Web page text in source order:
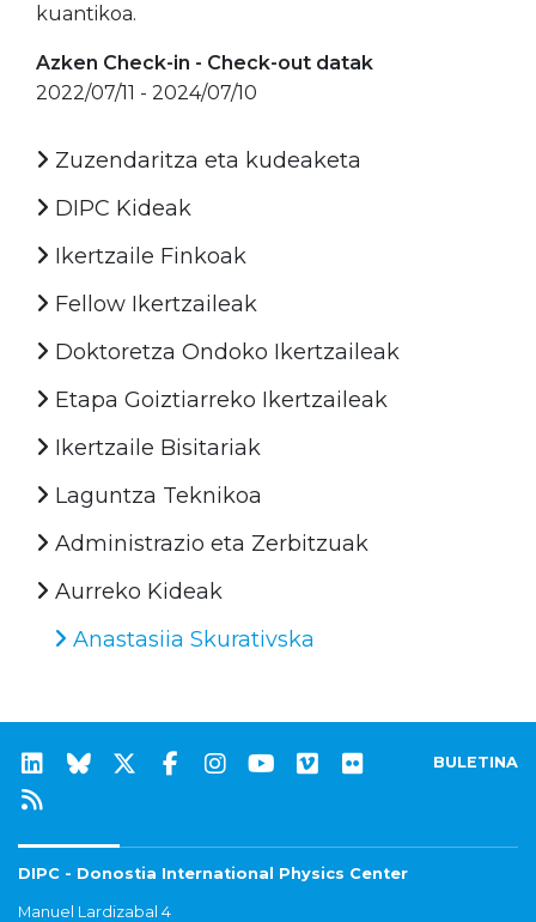
kuantikoa.
Azken Check-in - Check-out datak
2022/07/11 - 2024/07/10
Zuzendaritza eta kudeaketa
DIPC Kideak
Ikertzaile Finkoak
Fellow Ikertzaileak
Doktoretza Ondoko Ikertzaileak
Etapa Goiztiarreko Ikertzaileak
Ikertzaile Bisitariak
Laguntza Teknikoa
Administrazio eta Zerbitzuak
Aurreko Kideak
Anastasiia Skurativska
BULETINA
DIPC - Donostia International Physics Center
Manuel Lardizabal 4